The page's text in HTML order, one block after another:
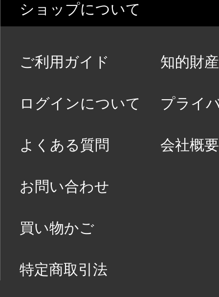
ショップについて
ご利用ガイド
ログインについて
よくある質問
お問い合わせ
買い物かご
特定商取引法
知的財産
プライ
会社概要